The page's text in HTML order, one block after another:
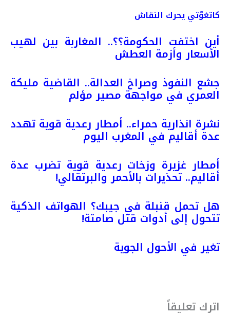
كاتغوّتي يحرك النقاش
أين اختفت الحكومة؟؟.. المغاربة بين لهيب
الأسعار وأزمة العطش
جشع النفوذ وصراخ العدالة.. القاضية مليكة
العمري في مواجهة مصير مؤلم
نشرة انذارية حمراء.. أمطار رعدية قوية تهدد
عدة أقاليم في المغرب اليوم
أمطار غزيرة وزخات رعدية قوية تضرب عدة
أقاليم.. تحذيرات بالأحمر والبرتقالي!
هل تحمل قنبلة في جيبك؟ الهواتف الذكية
تتحول إلى أدوات قتل صامتة!
تغير في الأحول الجوية
اترك تعليقاً